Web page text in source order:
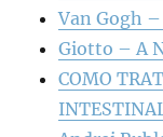
Van Gogh –
Giotto – A
COMO